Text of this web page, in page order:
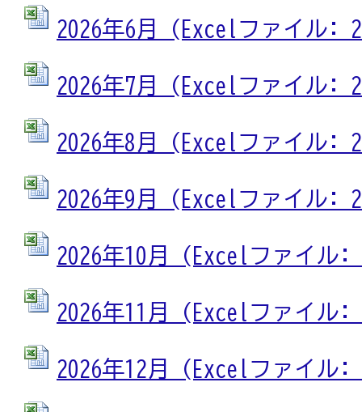
2026年6月 (Excelファイル:
2026年7月 (Excelファイル:
2026年8月 (Excelファイル:
2026年9月 (Excelファイル:
2026年10月 (Excelファイル:
2026年11月 (Excelファイル:
2026年12月 (Excelファイル: